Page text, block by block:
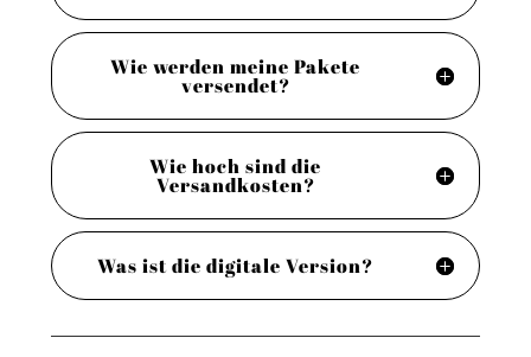
Wie werden meine Pakete
versendet?
Wie hoch sind die
Versandkosten?
Was ist die digitale Version?